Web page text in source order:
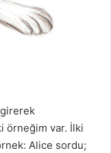
örneğim var. İlki
Alice sordu;